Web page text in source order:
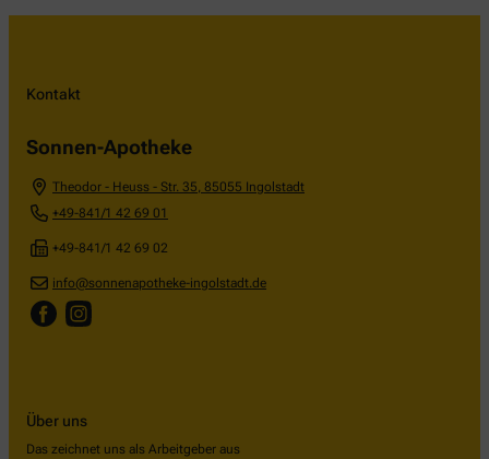
Kontakt
Sonnen-Apotheke
Theodor - Heuss - Str. 35, 85055 Ingolstadt
+49-841/1 42 69 01
+49-841/1 42 69 02
info@sonnenapotheke-ingolstadt.de
Über uns
Das zeichnet uns als Arbeitgeber aus